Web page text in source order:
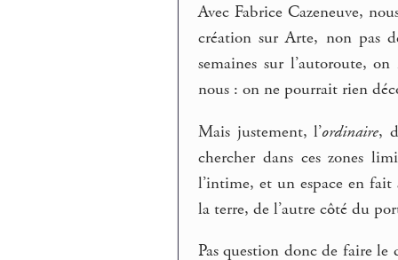
Avec Fabrice Cazeneuve,
création sur Arte, non pas
semaines sur l’autoroute,
nous : on ne pourrait rien
Mais justement, l’ordinaire,
chercher dans ces zones
l’intime, et un espace en fait
la terre, de l’autre côté du
Pas question donc de faire